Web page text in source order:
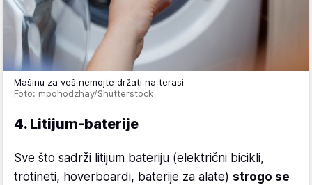
Mašinu za veš nemojte držati na terasi
Foto: mpohodzhay/Shutterstock
4. Litijum-baterije
Sve što sadrži litijum bateriju (električni bicikli,
trotineti, hoverboardi, baterije za alate) strogo se